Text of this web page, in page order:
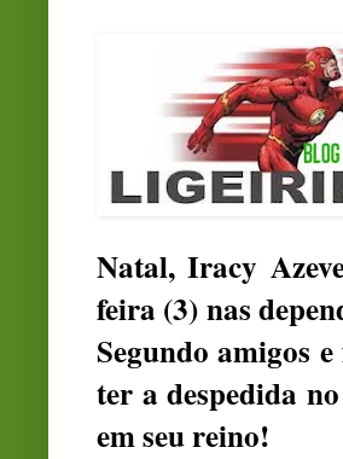
Natal, Iracy
feira (3) nas
Segundo amigos
ter a despedida
em seu reino!